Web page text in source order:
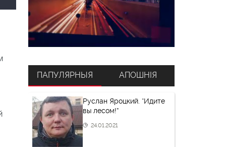
ПАПУЛЯРНЫЯ
Руслан Яроцкий. “Идите
вы лесом!”
24.01.2021
АПОШНІЯ